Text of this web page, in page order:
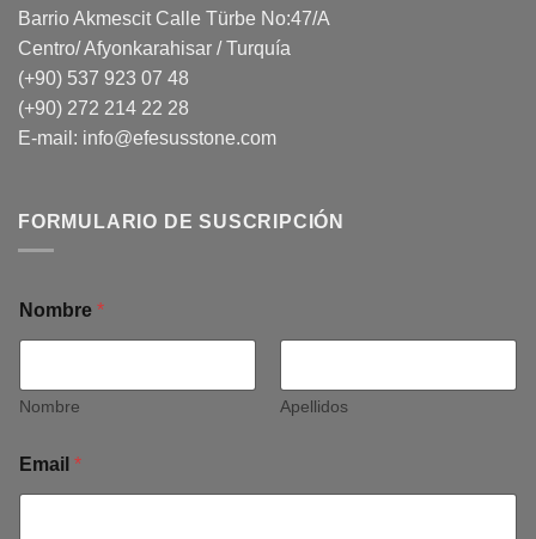
Barrio Akmescit Calle Türbe No:47/A
Centro/ Afyonkarahisar / Turquía
(+90) 537 923 07 48
(+90) 272 214 22 28
E-mail: info@efesusstone.com
FORMULARIO DE SUSCRIPCIÓN
Nombre *
Nombre Apellidos
Email *